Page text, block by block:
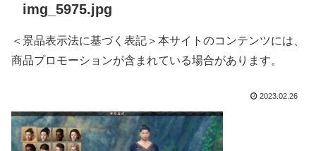
img_5975.jpg
＜景品表示法に基づく表記＞本サイトのコンテンツには、
商品プロモーションが含まれている場合があります。
2023.02.26